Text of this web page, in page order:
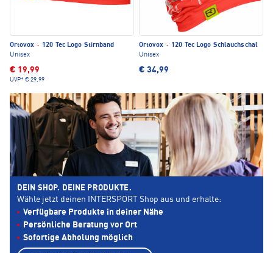
Ortovox · 120 Tec Logo Stirnband
Unisex
€ 19,99
UVP* € 29,99
Ortovox · 120 Tec Logo Schlauchschal
Unisex
€ 34,99
DEIN SHOP. DEINE PRODUKTE.
Wähle jetzt deinen INTERSPORT Shop aus und erhalte:
Verfügbare Produkte in deiner Nähe
Persönliche Beratung vor Ort
Sofortige Abholung möglich